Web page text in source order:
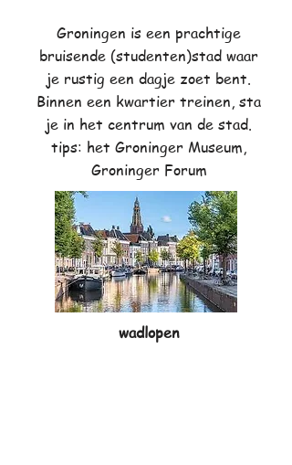
Groningen is een prachtige
bruisende (studenten)stad waar
je rustig een dagje zoet bent.
Binnen een kwartier treinen, sta
je in het centrum van de stad.
tips: het Groninger Museum,
Groninger Forum
wadlopen